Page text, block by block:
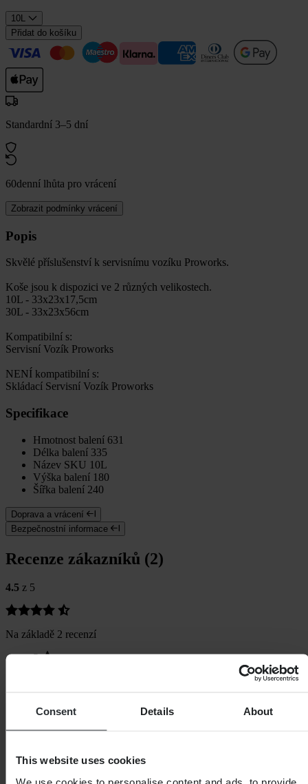
Consent Details About
This website uses cookies
We use cookies to personalise content and ads, to provide
10L
Přidat do košíku
Standardní 3–5 dní
60denní lhůta pro vrácení
Zobrazit podmínky vrácení
Popis
Skvělé příslušenství k servisnímu vozíku Proworks.
Koše jsou k dispozici ve 2 různých velikostech.
10L - 33x23x17,5cm
30L - 33x23x56cm
Kompatibilní s:
Servisní Vozík Proworks
NENÍ kompatibilní s:
Skládací Servisní Vozík Proworks
Specifikace
Hmotnost balení 631
Délka balení 335
Název SKU 10L
Výška balení 180
Šířka balení 240
Doprava a vrácení
Bezpečnostní informace
Recenze zákazníků (2)
4.5 z 5
Na základě 2 recenzí
5
3
2
1